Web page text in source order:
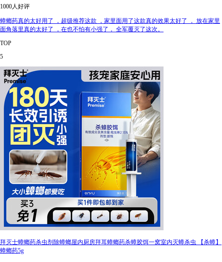
1000人好评
蟑螂药真的太好用了 ，超级推荐这款 ，家里面用了这款真的效果太好了 ， 放在家里
面角落里真的太好了 ，在也不怕有小强了， 全军覆灭了这次。
TOP
5
拜灭士蟑螂药杀虫剂除蟑螂屋内厨房拜耳蟑螂药杀蟑胶饵一窝室内灭蟑杀虫 【杀蟑】
蟑螂药5g